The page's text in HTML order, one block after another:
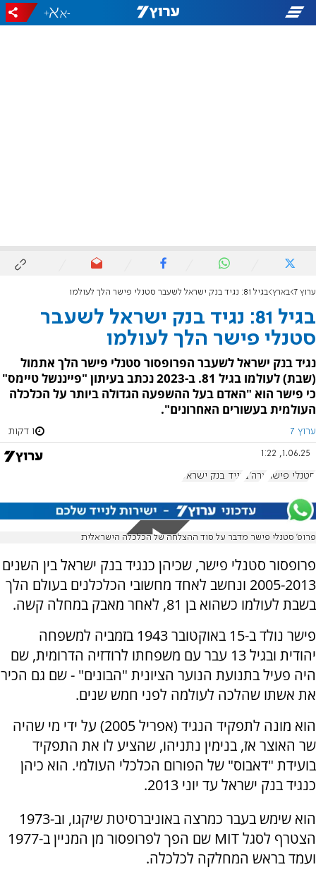
-
+
ערוץ 7 בארץ בגיל 81: נגיד בנק ישראל לשעבר סטנלי פישר הלך לעולמו
בגיל 81: נגיד בנק ישראל לשעבר
סטנלי פישר הלך לעולמו
נגיד בנק ישראל לשעבר הפרופסור סטנלי פישר הלך אתמול
(שבת) לעולמו בגיל 81. ב-2023 נכתב בעיתון "פייננשל טיימס"
כי פישר הוא "האדם בעל ההשפעה הגדולה ביותר על הכלכלה
העולמית בעשורים האחרונים".
ערוץ 7 1 דקות
1.06.25, 1:22
סטנלי פישר ארה"ב נגיד בנק ישראל
פרופ' סטנלי פישר מדבר על סוד ההצלחה של הכלכלה הישראלית
פרופסור סטנלי פישר, שכיהן כנגיד בנק ישראל בין השנים
2005-2013 ונחשב לאחד מחשובי הכלכלנים בעולם הלך
בשבת לעולמו כשהוא בן 81, לאחר מאבק במחלה קשה.
‏פישר נולד ב-15 באוקטובר 1943 בזמביה למשפחה
יהודית ובגיל 13 עבר עם משפחתו לרודזיה הדרומית, שם
היה פעיל בתנועת הנוער הציונית "הבונים" - שם גם הכיר
את אשתו שהלכה לעולמה לפני חמש שנים.
הוא מונה לתפקיד הנגיד (אפריל 2005) על ידי מי שהיה
שר האוצר אז, בנימין נתניהו, שהציע לו את התפקיד
בועידת "דאבוס" של הפורום הכלכלי העולמי. הוא כיהן
כנגיד בנק ישראל עד יוני 2013.
הוא שימש בעבר כמרצה באוניברסיטת שיקגו, וב-1973
הצטרף לסגל MIT שם הפך לפרופסור מן המניין ב-1977
ועמד בראש המחלקה לכלכלה.